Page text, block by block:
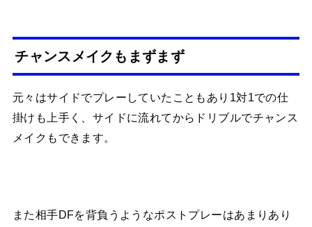
チャンスメイクもまずまず
元々はサイドでプレーしていたこともあり1対1での仕
掛けも上手く、サイドに流れてからドリブルでチャンス
メイクもできます。
また相手DFを背負うようなポストプレーはあまりあり